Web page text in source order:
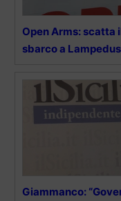
Open Arms: scatta
sbarco a
Giammanco: